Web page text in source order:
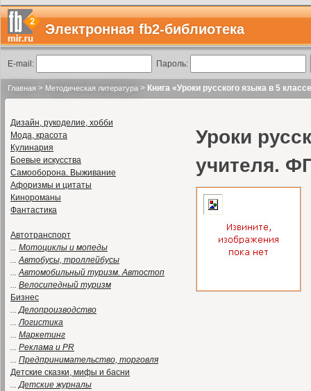
Электронная fb2-библиотека
E-mail: Пароль:
Главная > Методическая литература > Книга «Уроки русского языка в 5
Дизайн, рукоделие, хобби
Мода, красота
Кулинария
Боевые искусства
Самооборона. Выживание
Афоризмы и цитаты
Кинороманы
Фантастика
Автотранспорт
... Мотоциклы и мопеды
...Автобусы, троллейбусы
...Автомобильный туризм. Автостоп
... Велосипедный туризм
Бизнес
...Делопроизводство
...Логистика
... Маркетинг
... Реклама и PR
... Предпринимательство, торговля
Детские сказки, мифы и басни
...Детские журналы
Уроки
учителя.